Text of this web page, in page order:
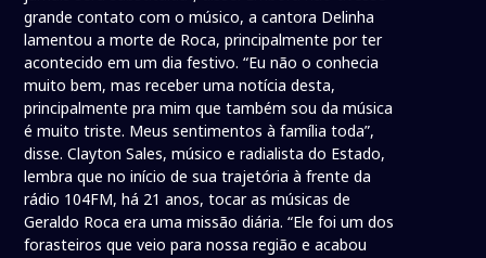
grande contato com o músico, a cantora Delinha
lamentou a morte de Roca, principalmente por ter
acontecido em um dia festivo. “Eu não o conhecia
muito bem, mas receber uma notícia desta,
principalmente pra mim que também sou da música
é muito triste. Meus sentimentos à família toda”,
disse. Clayton Sales, músico e radialista do Estado,
lembra que no início de sua trajetória à frente da
rádio 104FM, há 21 anos, tocar as músicas de
Geraldo Roca era uma missão diária. “Ele foi um dos
forasteiros que veio para nossa região e acabou